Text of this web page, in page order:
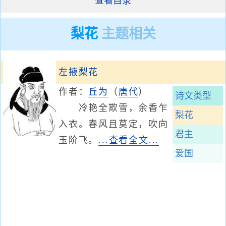
梨花 主题相关
左掖梨花
诗文类型
梨花
君主
爱国
作者： 丘为 （ 唐代）
冷艳全欺雪，余香乍
入衣。春风且莫定，吹向
玉阶飞。 ...查看全文...